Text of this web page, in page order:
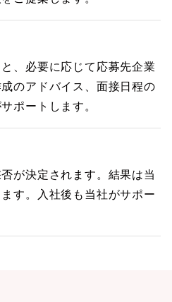
、必要に応じて応募先企業
のアドバイス、面接日程の
ポートします。
が決定されます。結果は当
す。入社後も当社がサポー